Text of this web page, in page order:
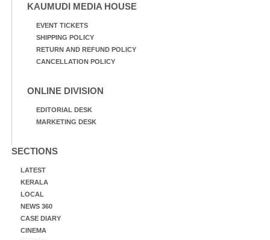
KAUMUDI MEDIA HOUSE
EVENT TICKETS
SHIPPING POLICY
RETURN AND REFUND POLICY
CANCELLATION POLICY
ONLINE DIVISION
EDITORIAL DESK
MARKETING DESK
SECTIONS
LATEST
KERALA
LOCAL
NEWS 360
CASE DIARY
CINEMA